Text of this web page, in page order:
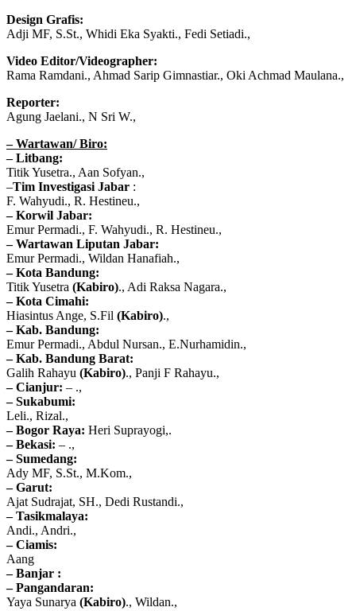
Design Grafis:
Adji MF, S.St., Whidi Eka Syakti., Fedi Setiadi.,
Video Editor/Videographer:
Rama Ramdani., Ahmad Sarip Gimnastiar., Oki Achmad Maulana.,
Reporter:
Agung Jaelani., N Sri W.,
– Wartawan/ Biro:
– Litbang:
Titik Yusetra., Aan Sofyan.,
–Tim Investigasi Jabar :
F. Wahyudi., R. Hestineu.,
– Korwil Jabar:
Emur Permadi., F. Wahyudi., R. Hestineu.,
– Wartawan Liputan Jabar:
Emur Permadi., Wildan Hanafiah.,
– Kota Bandung:
Titik Yusetra (Kabiro)., Adi Raksa Nagara.,
– Kota Cimahi:
Hiasintus Ange, S.Fil (Kabiro).,
– Kab. Bandung:
Emur Permadi., Abdul Nursan., E.Nurhamidin.,
– Kab. Bandung Barat:
Galih Rahayu (Kabiro)., Panji F Rahayu.,
– Cianjur: – .,
– Sukabumi:
Leli., Rizal.,
– Bogor Raya: Heri Suprayogi,.
– Bekasi: – .,
– Sumedang:
Ady MF, S.St., M.Kom.,
– Garut:
Ajat Sudrajat, SH., Dedi Rustandi.,
– Tasikmalaya:
Andi., Andri.,
– Ciamis:
Aang
– Banjar :
– Pangandaran:
Yaya Sunarya (Kabiro)., Wildan.,